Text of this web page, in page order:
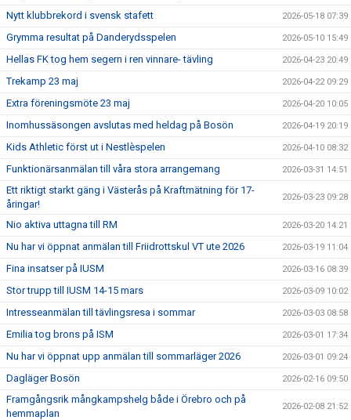
Nytt klubbrekord i svensk stafett 2026-05-18 07:39
Grymma resultat på Danderydsspelen 2026-05-10 15:49
Hellas FK tog hem segern i ren vinnare- tävling 2026-04-23 20:49
Trekamp 23 maj 2026-04-22 09:29
Extra föreningsmöte 23 maj 2026-04-20 10:05
Inomhussäsongen avslutas med heldag på Bosön 2026-04-19 20:19
Kids Athletic först ut i Nestlèspelen 2026-04-10 08:32
Funktionärsanmälan till våra stora arrangemang 2026-03-31 14:51
Ett riktigt starkt gäng i Västerås på Kraftmätning för 17-
åringar!
2026-03-23 09:28
Nio aktiva uttagna till RM 2026-03-20 14:21
Nu har vi öppnat anmälan till Friidrottskul VT ute 2026 2026-03-19 11:04
Fina insatser på IUSM 2026-03-16 08:39
Stor trupp till IUSM 14-15 mars 2026-03-09 10:02
Intresseanmälan till tävlingsresa i sommar 2026-03-03 08:58
Emilia tog brons på ISM 2026-03-01 17:34
Nu har vi öppnat upp anmälan till sommarläger 2026 2026-03-01 09:24
Dagläger Bosön 2026-02-16 09:50
Framgångsrik mångkampshelg både i Örebro och på
hemmaplan
2026-02-08 21:52